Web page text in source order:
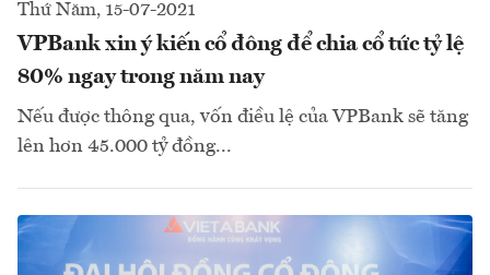
Thứ Năm, 15-07-2021
VPBank xin ý kiến cổ đông để chia cổ tức tỷ lệ
80% ngay trong năm nay
Nếu được thông qua, vốn điều lệ của VPBank sẽ tăng
lên hơn 45.000 tỷ đồng...